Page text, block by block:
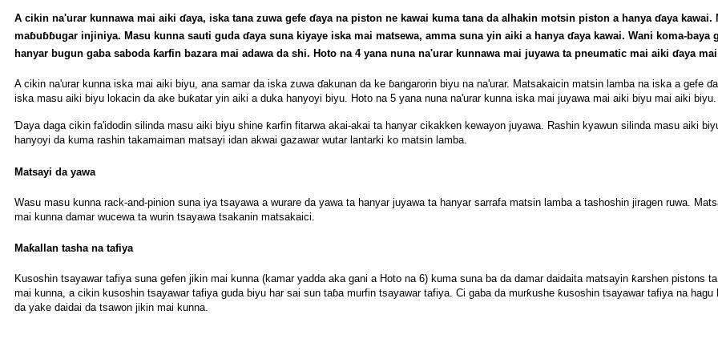
A cikin na'urar kunnawa mai aiki ɗaya, iska tana zuwa gefe ɗaya na piston ne kawai kuma tana da alhakin motsin piston a hanya ɗaya
maɓuɓɓugar injiniya. Masu kunna sauti guda ɗaya suna kiyaye iska mai matsewa, amma suna yin aiki a hanya ɗaya kawai. Wani koma-
hanyar bugun gaba saboda ƙarfin bazara mai adawa da shi. Hoto na 4 yana nuna na'urar kunnawa mai juyawa ta pneumatic mai aiki ɗaya
A cikin na'urar kunna iska mai aiki biyu, ana samar da iska zuwa ɗakunan da ke ɓangarorin biyu na na'urar. Matsakaicin matsin lamba na iska a gefe
iska masu aiki biyu lokacin da ake buƙatar yin aiki a duka hanyoyi biyu. Hoto na 5 yana nuna na'urar kunna iska mai juyawa mai aiki biyu mai aiki biyu.
Ɗaya daga cikin fa'idodin silinda masu aiki biyu shine ƙarfin fitarwa akai-akai ta hanyar cikakken kewayon juyawa. Rashin kyawun silinda masu aiki
hanyoyi da kuma rashin takamaiman matsayi idan akwai gazawar wutar lantarki ko matsin lamba.
Matsayi da yawa
Wasu masu kunna rack-and-pinion suna iya tsayawa a wurare da yawa ta hanyar juyawa ta hanyar sarrafa matsin lamba a tashoshin jiragen ruwa.
mai kunna damar wucewa ta wurin tsayawa tsakanin matsakaici.
Maƙallan tasha na tafiya
Kusoshin tsayawar tafiya suna gefen jikin mai kunna (kamar yadda aka gani a Hoto na 6) kuma suna ba da damar daidaita matsayin ƙarshen pistons
mai kunna, a cikin kusoshin tsayawar tafiya guda biyu har sai sun taɓa murfin tsayawar tafiya. Ci gaba da murƙushe ƙusoshin tsayawar tafiya na
da yake daidai da tsawon jikin mai kunna.